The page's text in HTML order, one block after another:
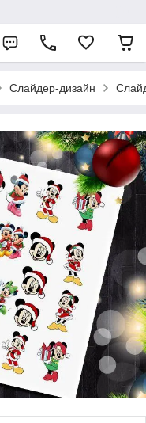
Слайдер-дизайн